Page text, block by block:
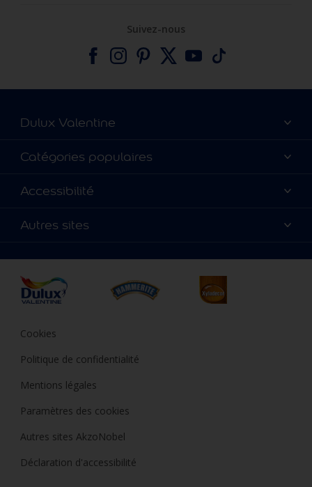
Suivez-nous
Dulux Valentine
Catalogues
Nous contacter
Conditions Générales de Vente
Catégories populaires
Nos couleurs
Inspirations
Où jeter son pot de peinture ?
Accessibilité
Précision des couleurs
Plan du site
Durabilité
Autres sites
Cookies
Politique de confidentialité
Mentions légales
Paramètres des cookies
Autres sites AkzoNobel
Déclaration d'accessibilité